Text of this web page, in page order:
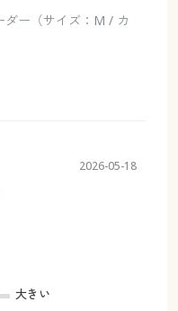
ダー（サイズ：M / カ
2026-05-18
大きい